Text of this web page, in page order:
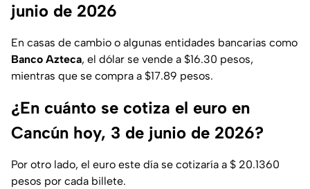
junio de 2026
En casas de cambio o algunas entidades bancarias como
Banco Azteca, el dólar se vende a $16.30 pesos,
mientras que se compra a $17.89 pesos.
¿En cuánto se cotiza el euro en
Cancún hoy, 3 de junio de 2026?
Por otro lado, el euro este día se cotizaría a $ 20.1360
pesos por cada billete.